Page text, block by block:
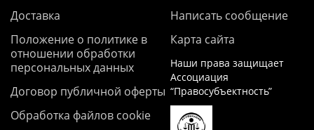
Доставка
Положение о политике в
отношении обработки
персональных данных
Договор публичной оферты
Обработка файлов cookie
Написать сообщение
Карта сайта
Наши права защищает
Ассоциация
“Правосубъектность”